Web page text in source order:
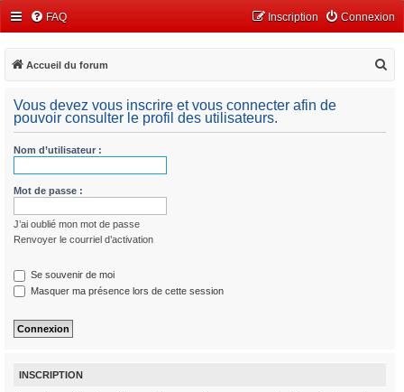
FAQ Connexion
Inscription
Accueil du forum
Vous devez vous inscrire et vous connecter afin de
pouvoir consulter le profil des utilisateurs.
Nom d’utilisateur :
Mot de passe :
J’ai oublié mon mot de passe
Renvoyer le courriel d’activation
Se souvenir de moi
Masquer ma présence lors de cette session
INSCRIPTION